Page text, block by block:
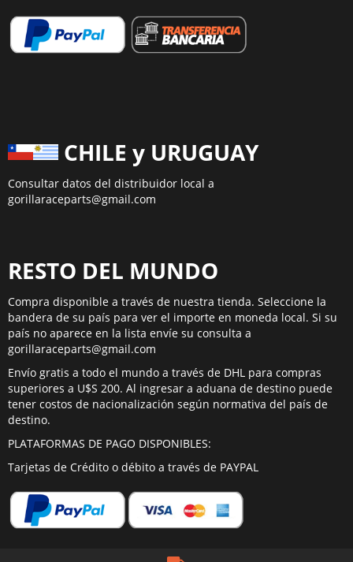
CHILE y URUGUAY
Consultar datos del distribuidor local a
gorillaraceparts@gmail.com
RESTO DEL MUNDO
Compra disponible a través de nuestra tienda. Seleccione la
bandera de su país para ver el importe en moneda local. Si su
país no aparece en la lista envíe su consulta a
gorillaraceparts@gmail.com
Envío gratis a todo el mundo a través de DHL para compras
superiores a U$S 200. Al ingresar a aduana de destino puede
tener costos de nacionalización según normativa del país de
destino.
PLATAFORMAS DE PAGO DISPONIBLES:
Tarjetas de Crédito o débito a través de PAYPAL